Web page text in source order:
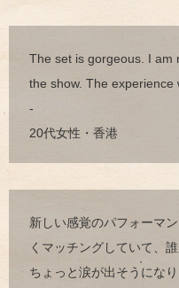
The set is gorgeous. I am
the show. The experience
-
20代女性・香港
新しい感覚のパフォーマ
くマッチングしていて、
ちょっと涙が出そうになり